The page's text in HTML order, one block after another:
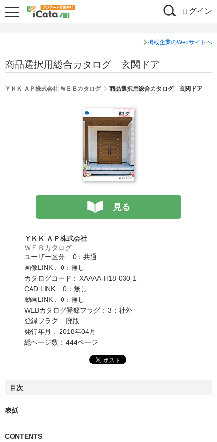
ログイン
掲載企業のWebサイトへ
商品選択用総合カタログ 玄関ドア
ＹＫＫ ＡＰ株式会社 ＷＥＢカタログ 商品選択用総合カタログ 玄関ドア
見る
ＹＫＫ ＡＰ株式会社
ＷＥＢカタログ
ユーザー区分 : 0：共通
画像LINK : 0：無し
カタログコード : XAAAA-H18-030-1
CAD LINK : 0：無し
動画LINK : 0：無し
WEBカタログ登録フラグ : 3：社外
登録フラグ : 廃版
発行年月 : 2018年04月
総ページ数 : 444ページ
目次
表紙
CONTENTS